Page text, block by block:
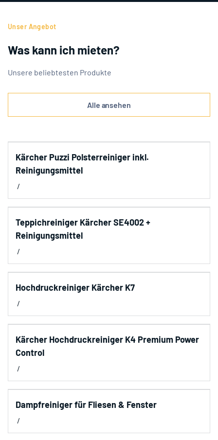
Unser Angebot
Was kann ich mieten?
Unsere beliebtesten Produkte
Alle ansehen
Kärcher Puzzi Polsterreiniger inkl.
Reinigungsmittel
/
Teppichreiniger Kärcher SE4002 +
Reinigungsmittel
/
Hochdruckreiniger Kärcher K7
/
Kärcher Hochdruckreiniger K4 Premium Power
Control
/
Dampfreiniger für Fliesen & Fenster
/